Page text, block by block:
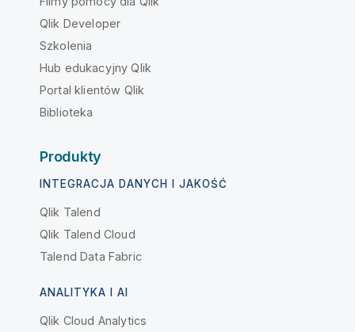
Qlik Developer
Szkolenia
Hub edukacyjny Qlik
Portal klientów Qlik
Biblioteka
Produkty
INTEGRACJA DANYCH I JAKOŚĆ
Qlik Talend
Qlik Talend Cloud
Talend Data Fabric
ANALITYKA I AI
Qlik Cloud Analytics